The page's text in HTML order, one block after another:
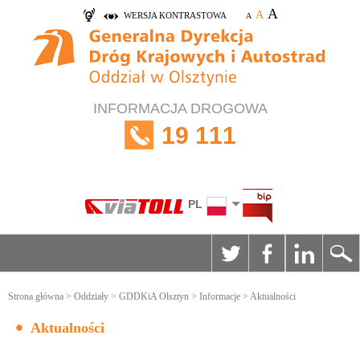
WERSJA KONTRASTOWA A A A
INFORMACJA DROGOWA
19 111
PL
Strona główna > Oddziały > GDDKiA Olsztyn > Informacje > Aktualności
Aktualności